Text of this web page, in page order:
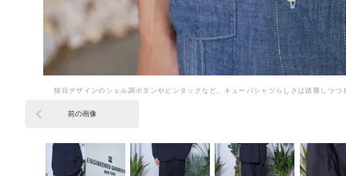
猫目デザインのシェル調ボタンやピンタックなど、キューバシャツらしさは踏襲しつ
前の画像